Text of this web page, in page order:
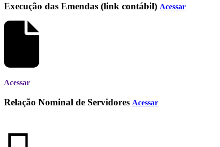
Execução das Emendas (link contábil) Acessar
Acessar
Relação Nominal de Servidores Acessar